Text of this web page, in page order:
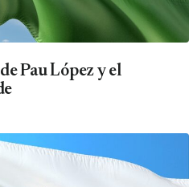
Pau López y el